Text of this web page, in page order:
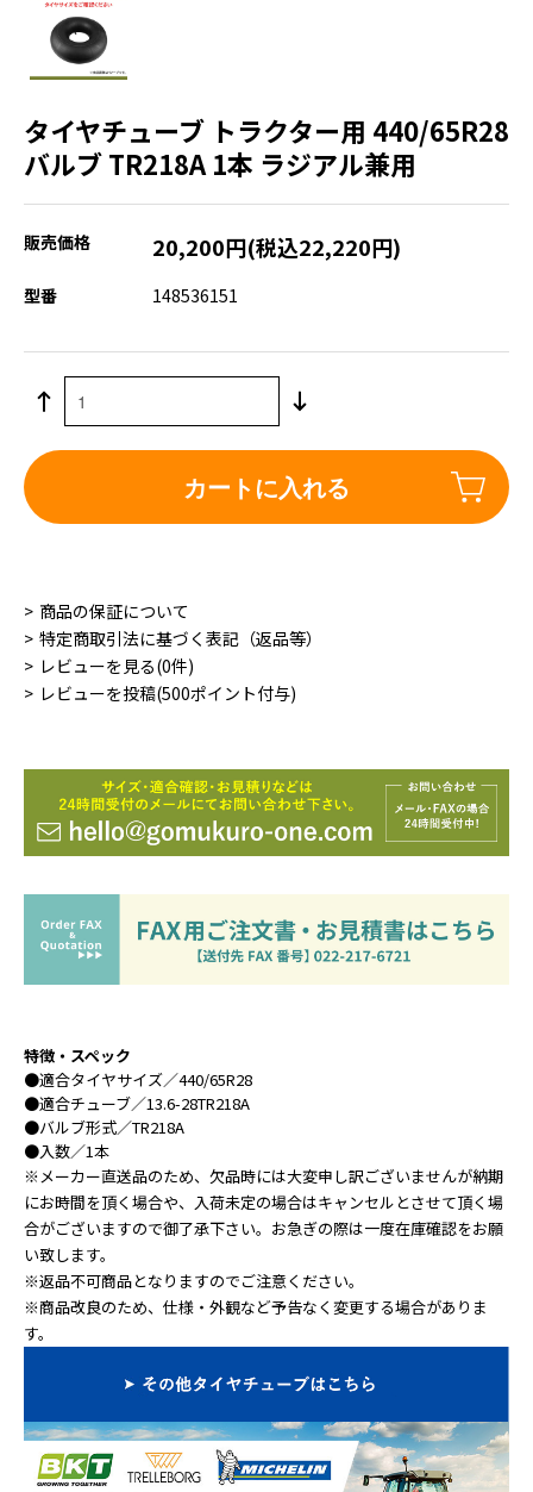
タイヤチューブ トラクター用 440/65R28
バルブ TR218A 1本 ラジアル兼用
販売価格 20,200円(税込22,220円)
型番 148536151
カートに入れる
商品の保証について
特定商取引法に基づく表記（返品等）
レビューを見る(0件)
レビューを投稿(500ポイント付与)
特徴・スペック
●適合タイヤサイズ／440/65R28
●適合チューブ／13.6-28TR218A
●バルブ形式／TR218A
●入数／1本
※メーカー直送品のため、欠品時には大変申し訳ございませんが納期
にお時間を頂く場合や、入荷未定の場合はキャンセルとさせて頂く場
合がございますので御了承下さい。お急ぎの際は一度在庫確認をお願
い致します。
※返品不可商品となりますのでご注意ください。
※商品改良のため、仕様・外観など予告なく変更する場合がありま
す。